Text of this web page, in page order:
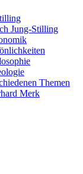
Jung-Stilling
Themen
Merk